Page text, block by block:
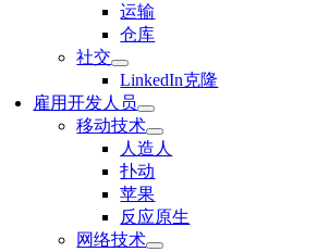
运输
仓库
社交
LinkedIn克隆
雇用开发人员
移动技术
人造人
扑动
苹果
反应原生
网络技术